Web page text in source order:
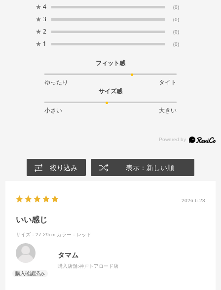
★ 4 (0)
★ 3 (0)
★ 2 (0)
★ 1 (0)
フィット感
ゆったり
タイト
サイズ感
小さい 大きい
絞り込み 表示：新しい順
2026.6.23
いい感じ
サイズ：27-29cm カラー：レッド
タマム
購入店舗:神戸トアロード店